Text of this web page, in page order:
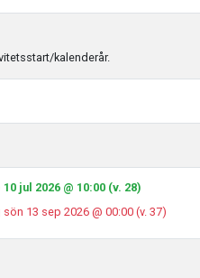
kalenderår.
jul 2026 @ 10:00 (v. 28)
13 sep 2026 @ 00:00 (v. 37)